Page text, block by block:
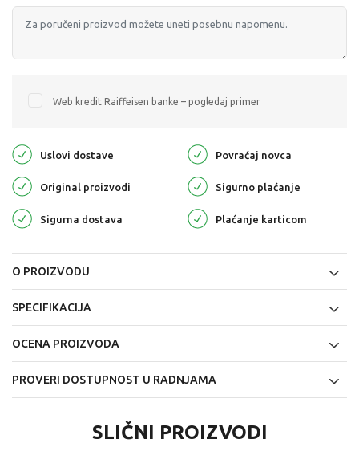
Web kredit Raiffeisen banke – pogledaj primer
Uslovi dostave Povraćaj novca
Original proizvodi Sigurno plaćanje
Sigurna dostava Plaćanje karticom
O PROIZVODU
SPECIFIKACIJA
OCENA PROIZVODA
PROVERI DOSTUPNOST U RADNJAMA
SLIČNI PROIZVODI